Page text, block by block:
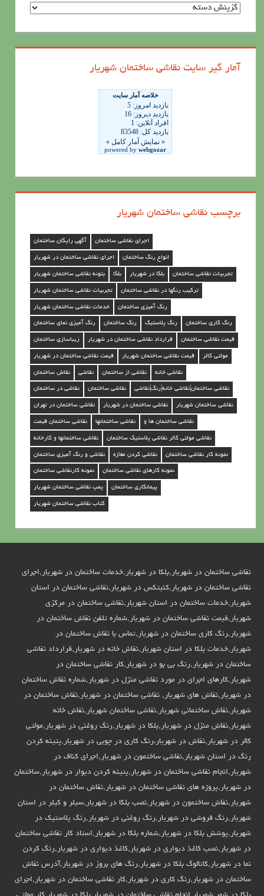
د
ش
ی
س
ن
د
ر
آمار گیر سایت نقاشی ساختمان شهریار
برچسب نقاشی ساختمان شهریار
آگهی رایگان ساختمان اجرای نقاشی ساختمان
اجرای نقاشی ساختمان در شهریار انواع رنگ ساختمان
بتونه نقاشی ساختمان شهریار بلکا بلکا در شهریار تجربیات نقاشی ساختمان
تجربیات نقاشی ساختمان شهریار ترکیب رنگها در نقاشی ساختمان
خدمات نقاشی ساختمان شهریار رنگ آمیزی ساختمان
رنگ آمیزی نمای ساختمان رنگ ساختمان رنگ پلاستیک رنگ کاری ساختمان
زیباسازی ساختمان قرارداد نقاشی ساختمان در شهریار قیمت نقاشی ساختمان
قیمت نقاشی ساختمان در شهریار قیمت نقاشی ساختمان شهریار مولتی کالر
نقاش ساختمان نقاشی نقاشی از ساختمان نقاشی خانه
نقاشی در ساختمان نقاشی ساختمان نقاشی ساختمان|نقاشی خانه|رنگ|نقاشی
نقاشی ساختمان در تهران نقاشی ساختمان در شهریار نقاشی ساختمان شهریار
نقاشی ساختمان قیمت نقاشی ساختمانها نقاشی ساختمان ها و
نقاشی ساختمانها و کارخانه نقاشی مولتی کالر نقاشی پلاستیک ساختمان
نقاشی و رنگ آمیزی ساختمان نقاشی کردن مغازه نمونه کار نقاشی ساختمان
نمونه کارنقاشی ساختمان نمونه کارهای نقاشی ساختمان
پمپ نقاشی ساختمان شهریار پیمانکاری ساختمان
کتاب نقاشی ساختمان شهریار
نقاشی ساختمان در شهریار,بلکا در شهریار,خدمات ساختمان در شهریار,اجرای
نقاشی ساختمان در شهریار,کنیتکس در شهریار,نقاشی ساختمان در استان
شهریار,خدمات ساختمان در استان شهریار,نقاشی ساختمان در مرکزی
شهریار,قیمت نقاشی ساختمان در شهریار,شماره تلفن نقاش ساختمان در
شهریار,رنگ کاری ساختمان در شهریار,تماس با نقاش ساختمان در
شهریار,خدمات بلکا در استان شهریار,نقاش خانه در شهریار,قرارداد نقاشی
ساختمان در شهریار,رنگ بی بو در شهریار,کار نقاشی ساختمان در
شهریار,کارهای اجرای در مورد نقاشی منزل در شهریار,شماره نقاش ساختمان
در شهریار,نقاش های شهریار, نقاشی ساختمان در شهریار,نقاش ساختمان در
شهریار,نقاش ساختمانی شهریار,نقاشی ساختمان شهریار,نقاش خانه
شهریار,نقاش منزل در شهریار,بلکا در شهریار,رنگ روغنی در شهریار,مولتی
کالر در شهریار,نقاش در شهریار،رنگ کاری در چوبی در شهریار,پتینه کردن
رنگ در استان شهریار,نقاشی ساختمون در شهریار,اجرای کناف در
شهریار,انجام نقاشی ساختمان در شهریار,پتینه کردن دیوار در شهریار,ساختمان
در شهریار,پروژه های نقاشی ساختمان در شهریار,نقاش ساختمان در
شهریار,نقاش ساختمون در شهریار,نصب بلکا در شهریار,سیلر و کیلر در استان
شهریار,رنگ فروشی در شهریار,رنگ روغنی در شهریار,رنگ پلاستیک در
شهریار,پوشش بلکا در شهریار,شماره بلکا در شهریار,استاد کار نقاشی ساختمان
در شهریار,نصب کاغذ دیواری در شهریار,کاغذ دیواری در شهریار,رنگ کردن
نما در شهریار,کاتالوگ بلکا در شهریار,رنگ های بروز در شهریار,آدرس نقاش
ساختمان در شهریار,رنگ کاری در شهریار,کار نقاشی ساختمان در شهریار,اجرای